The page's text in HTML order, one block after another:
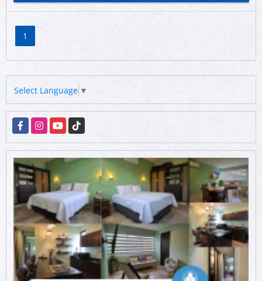
1
Select Language ▼
FacebookInstagramYouTubeTikTok